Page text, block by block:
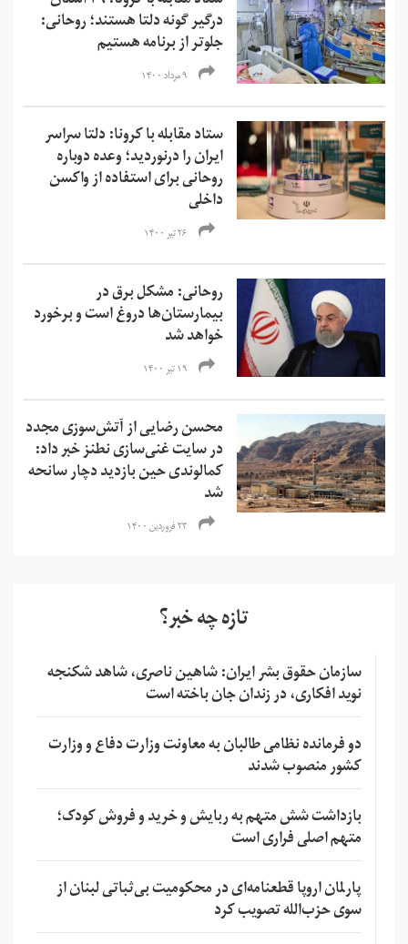
درگیر گونه دلتا هستند؛ روحانی:
جلوتر از برنامه هستیم
۹ مرداد ۱۴۰۰
ستاد مقابله با کرونا: دلتا سراسر
ایران را درنوردید؛ وعده دوباره
روحانی برای استفاده از واکسن
داخلی
۲۶ تیر ۱۴۰۰
روحانی: مشکل برق در
بیمارستان‌ها دروغ است و برخورد
خواهد شد
۱۹ تیر ۱۴۰۰
محسن رضایی از آتش‌سوزی مجدد
در سایت غنی‌سازی نطنز خبر داد:
کمالوندی حین بازدید دچار سانحه
شد
۲۳ فروردین ۱۴۰۰
تازه چه خبر؟
سازمان حقوق بشر ایران: شاهین ناصری، شاهد شکنجه
نوید افکاری، در زندان جان باخته است
دو فرمانده نظامی طالبان به معاونت وزارت دفاع و وزارت
کشور منصوب شدند
بازداشت شش متهم به ربایش و خرید و فروش کودک؛
متهم اصلی فراری است
پارلمان اروپا قطعنامه‌ای در محکومیت بی‌ثباتی لبنان از
سوی حزب‌الله تصویب کرد